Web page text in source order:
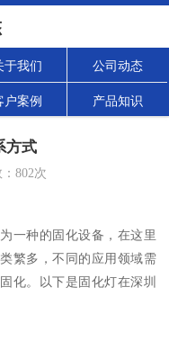
于我们 公司动态
户案例 产品知识
方式
802次
一种的固化设备，在这里
繁多，不同的应用领域需
化。以下是固化灯在深圳